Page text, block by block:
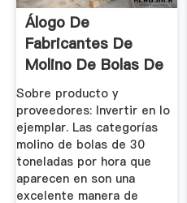
Álogo De
Fabricantes De
Molino De Bolas De
30 Toneladas ...
Sobre producto y
proveedores: Invertir en lo
ejemplar. Las categorías
molino de bolas de 30
toneladas por hora que
aparecen en son una
excelente manera de